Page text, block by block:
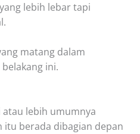
lebih lebar tapi
matang dalam
ini.
lebih umumnya
itu berada dibagian depan